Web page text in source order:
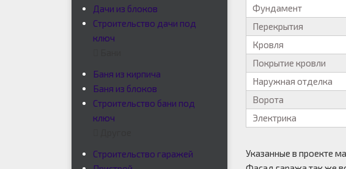
Дачи из блоков
Строительство дачи под
ключ
Баня из кирпича
Баня из блоков
Строительство бани под
ключ
Строительство гаражей
Фундамент
Перекрытия
Кровля
Покрытие кровли
Наружная отделка
Ворота
Электрика
Указанные в проекте